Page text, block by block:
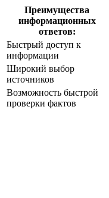
Преимущества
информационных
ответов:
Быстрый доступ к
информации
Широкий выбор
источников
Возможность быстрой
проверки фактов